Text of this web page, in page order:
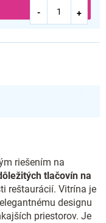
riešením na
tlačovín na
reštaurácií. Vitrína je
designu
priestorov. Je